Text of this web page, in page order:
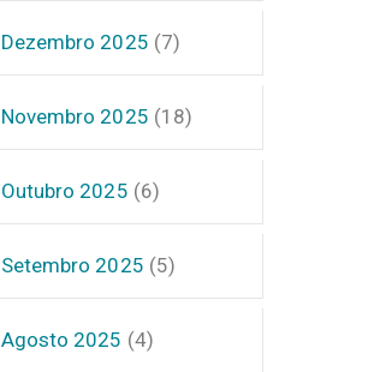
Dezembro 2025 (7)
Novembro 2025 (18)
Outubro 2025 (6)
Setembro 2025 (5)
Agosto 2025 (4)